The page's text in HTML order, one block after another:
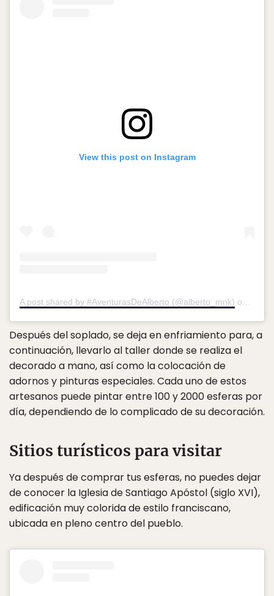
View this post on Instagram
A post shared by #AventurasDeAlberto (@alberto_mnk) on
Después del soplado, se deja en enfriamiento para, a
continuación, llevarlo al taller donde se realiza el
decorado a mano, así como la colocación de
adornos y pinturas especiales. Cada uno de estos
artesanos puede pintar entre 100 y 2000 esferas por
día, dependiendo de lo complicado de su decoración.
Sitios turísticos para visitar
Ya después de comprar tus esferas, no puedes dejar
de conocer la Iglesia de Santiago Apóstol (siglo XVI),
edificación muy colorida de estilo franciscano,
ubicada en pleno centro del pueblo.